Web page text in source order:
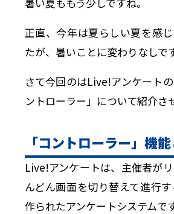
正直、今年は夏らしい夏を感
たが、暑いことに変わりなしです
さて今回のはLive!アンケート
ントローラー」について紹介さ
「コントローラー」機
Live!アンケートは、主催者が
んどん画面を切り替えて進行
作られたアンケートシステムです